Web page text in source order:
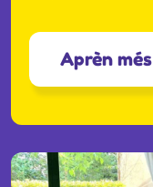
Aprèn més